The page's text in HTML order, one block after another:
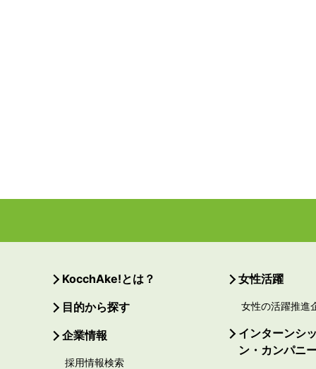
KocchAke!とは？
目的から探す
企業情報
採用情報検索
女性活躍
女性の活躍推進
インターンシ
ン・カンパニ